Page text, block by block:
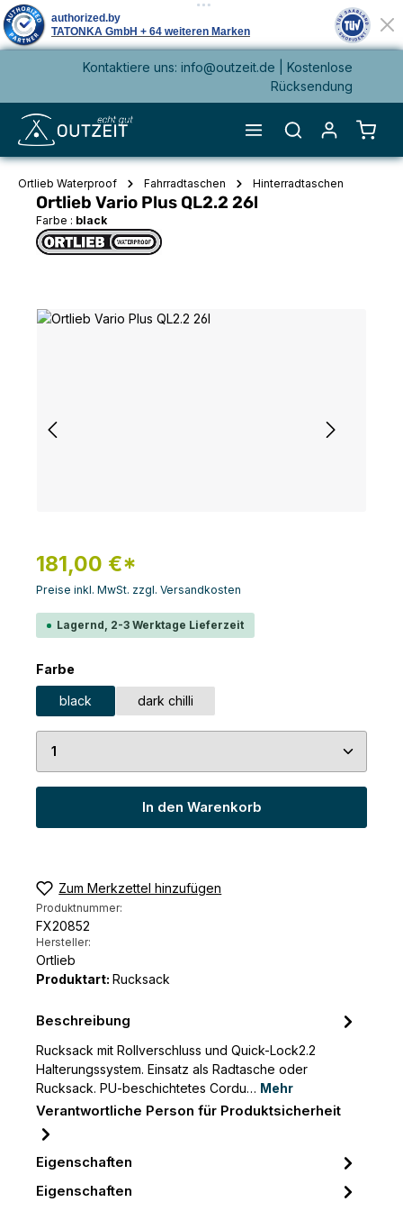
springenKontaktiere uns: info@outzeit.de | Kostenlose
Rücksendung
Ortlieb Waterproof Fahrradtaschen Hinterradtaschen
Ortlieb Vario Plus QL2.2 26l
Farbe : black
Bildergalerie überspringen
181,00 €*
Preise inkl. MwSt. zzgl. Versandkosten
Lagernd, 2-3 Werktage Lieferzeit
Farbeauswählen
black dark chilli
Produkt Anzahl: Gib den gewünschten Wert
In den Warenkorb
Zum Merkzettel hinzufügen
Produktnummer:
FX20852
Hersteller:
Ortlieb
Produktart: Rucksack
Beschreibung
Rucksack mit Rollverschluss und Quick-Lock2.2
Halterungssystem. Einsatz als Radtasche oder
Rucksack. PU-beschichtetes Cordu… Mehr
Verantwortliche Person für Produktsicherheit
Eigenschaften
Eigenschaften